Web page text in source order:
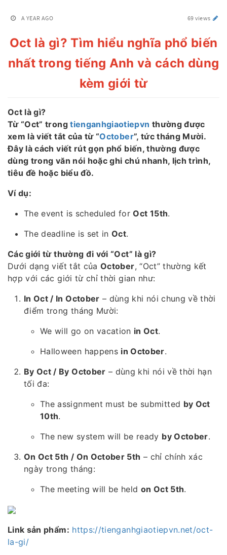
A YEAR AGO 69 views
Oct là gì? Tìm hiểu nghĩa phổ biến
nhất trong tiếng Anh và cách dùng
kèm giới từ
Oct là gì?
Từ “Oct” trongtienganhgiaotiepvn thường được
xem là viết tắt của từ “October”, tức tháng Mười.
Đây là cách viết rút gọn phổ biến, thường được
dùng trong văn nói hoặc ghi chú nhanh, lịch trình,
tiêu đề hoặc biểu đồ.
Ví dụ:
The event is scheduled forOct 15th.
The deadline is set inOct.
Các giới từ thường đi với “Oct” là gì?
Dưới dạng viết tắt củaOctober, “Oct” thường kết
hợp với các giới từ chỉ thời gian như:
In Oct / In October – dùng khi nói chung về thời
điểm trong tháng Mười:
We will go on vacation in Oct.
Halloween happens in October.
By Oct / By October – dùng khi nói về thời hạn
tối đa:
The assignment must be submitted by Oct
10th.
The new system will be ready by October.
On Oct 5th / On October 5th – chỉ chính xác
ngày trong tháng:
The meeting will be held on Oct 5th.
Link sản phẩm: https://tienganhgiaotiepvn.net/oct-
la-gi/